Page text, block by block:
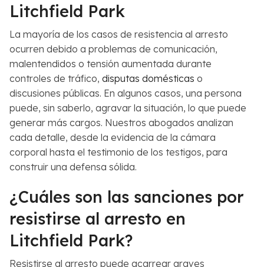
Litchfield Park
La mayoría de los casos de resistencia al arresto
ocurren debido a problemas de comunicación,
malentendidos o tensión aumentada durante
controles de tráfico, disputas domésticas o
discusiones públicas. En algunos casos, una persona
puede, sin saberlo, agravar la situación, lo que puede
generar más cargos. Nuestros abogados analizan
cada detalle, desde la evidencia de la cámara
corporal hasta el testimonio de los testigos, para
construir una defensa sólida.
¿Cuáles son las sanciones por
resistirse al arresto en
Litchfield Park?
Resistirse al arresto puede acarrear graves